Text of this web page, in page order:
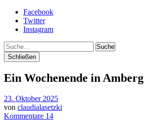
Facebook
Twitter
Instagram
Suche
Schließen
Ein Wochenende in Amberg
23. Oktober 2025
von claudialasetzki
Kommentare 14